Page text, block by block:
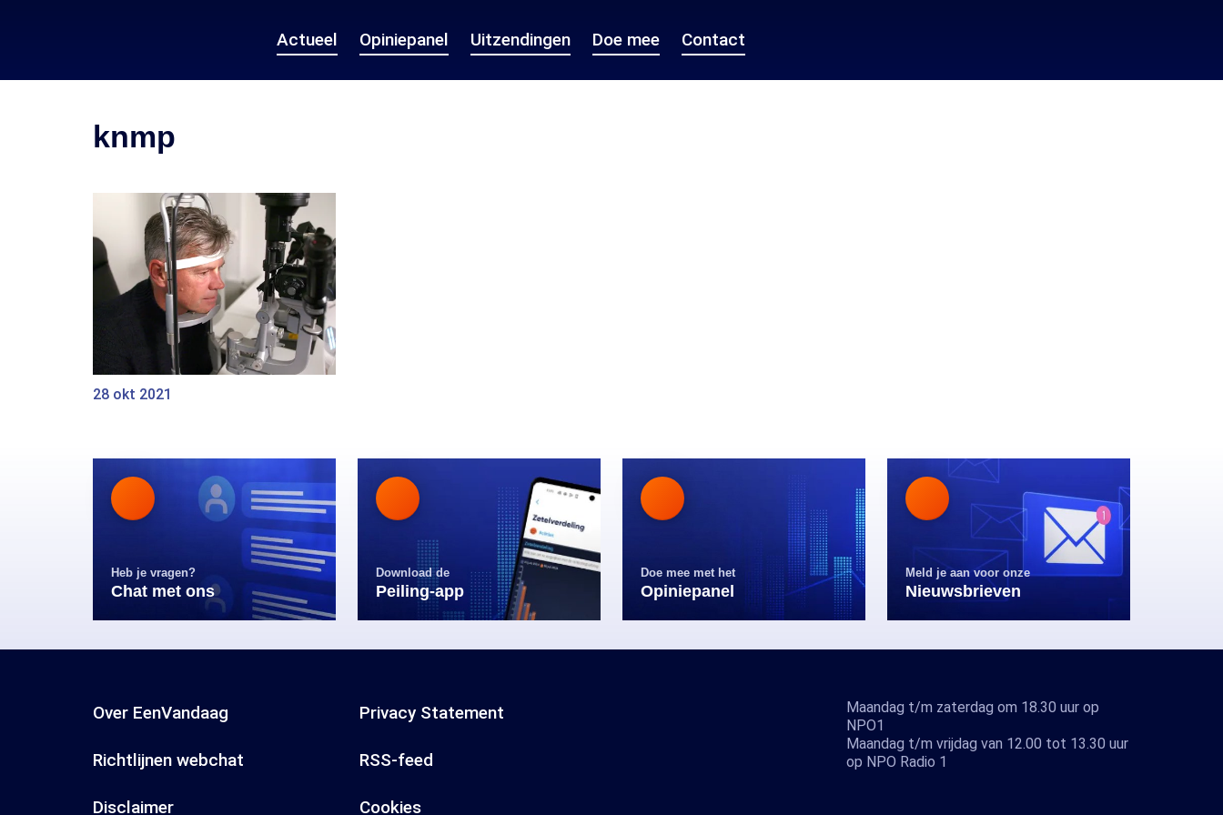
Actueel Opiniepanel Uitzendingen Doe mee Contact
knmp
28 okt 2021
Heb je vragen?
Chat met ons
Download de
Peiling-app
Doe mee met het
Opiniepanel
Meld je aan voor onze
Nieuwsbrieven
Over EenVandaag Privacy Statement
Richtlijnen webchat RSS-feed
Disclaimer Cookies
Maandag t/m zaterdag om 18.30 uur op
NPO1
Maandag t/m vrijdag van 12.00 tot 13.30 uur
op NPO Radio 1